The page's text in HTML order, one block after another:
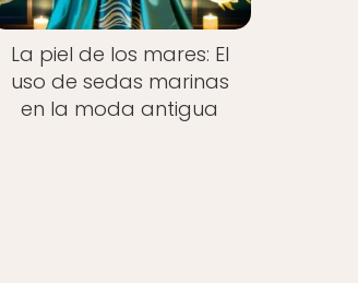
La piel de los mares: El
uso de sedas marinas
en la moda antigua